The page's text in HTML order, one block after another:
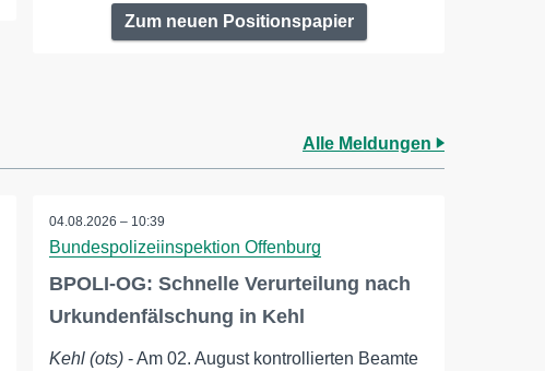
Zum neuen Positionspapier
Alle Meldungen
04.08.2026 – 10:39
Bundespolizeiinspektion Offenburg
BPOLI-OG: Schnelle Verurteilung nach
Urkundenfälschung in Kehl
Kehl (ots) - Am 02. August kontrollierten Beamte